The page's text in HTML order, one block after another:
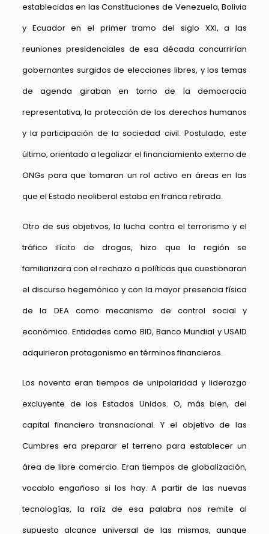
establecidas en las Constituciones de Venezuela, Bolivia
y Ecuador en el primer tramo del siglo XXI, a las
reuniones presidenciales de esa década concurrirían
gobernantes surgidos de elecciones libres, y los temas
de agenda giraban en torno de la democracia
representativa, la protección de los derechos humanos
y la participación de la sociedad civil. Postulado, este
último, orientado a legalizar el financiamiento externo de
ONGs para que tomaran un rol activo en áreas en las
que el Estado neoliberal estaba en franca retirada.
Otro de sus objetivos, la lucha contra el terrorismo y el
tráfico ilícito de drogas, hizo que la región se
familiarizara con el rechazo a políticas que cuestionaran
el discurso hegemónico y con la mayor presencia física
de la DEA como mecanismo de control social y
económico. Entidades como BID, Banco Mundial y USAID
adquirieron protagonismo en términos financieros.
Los noventa eran tiempos de unipolaridad y liderazgo
excluyente de los Estados Unidos. O, más bien, del
capital financiero transnacional. Y el objetivo de las
Cumbres era preparar el terreno para establecer un
área de libre comercio. Eran tiempos de globalización,
vocablo engañoso si los hay. A partir de las nuevas
tecnologías, la raíz de esa palabra nos remite al
supuesto alcance universal de las mismas, aunque